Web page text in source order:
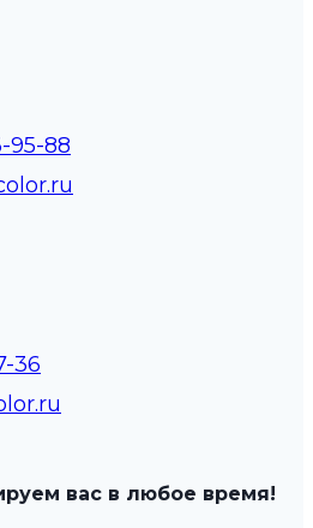
95-88
36
вас в любое время!